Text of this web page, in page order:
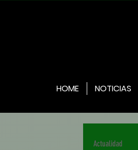
HOME NOTICIAS
Actualidad